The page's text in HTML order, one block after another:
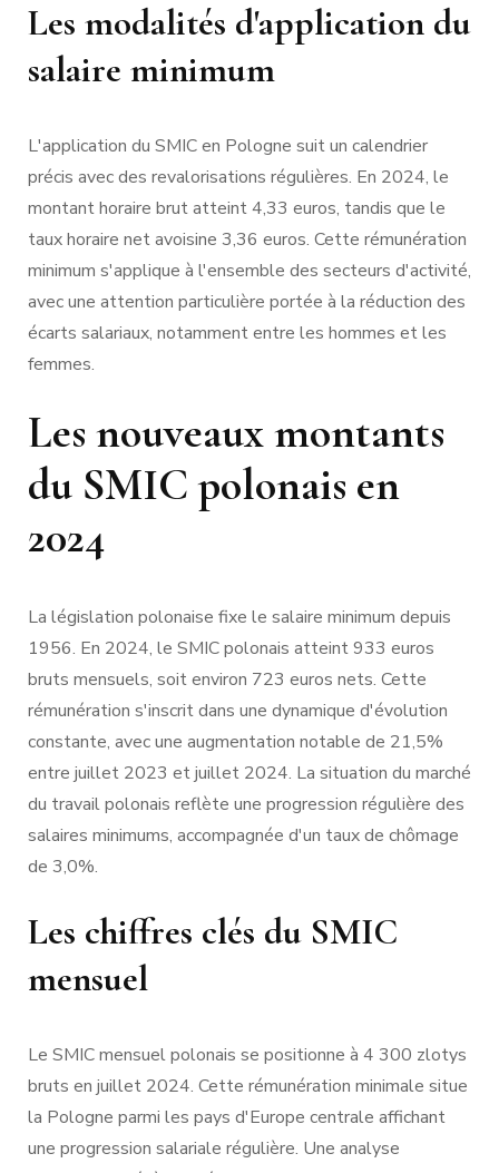
Les modalités d'application du
salaire minimum
L'application du SMIC en Pologne suit un calendrier
précis avec des revalorisations régulières. En 2024, le
montant horaire brut atteint 4,33 euros, tandis que le
taux horaire net avoisine 3,36 euros. Cette rémunération
minimum s'applique à l'ensemble des secteurs d'activité,
avec une attention particulière portée à la réduction des
écarts salariaux, notamment entre les hommes et les
femmes.
Les nouveaux montants
du SMIC polonais en
2024
La législation polonaise fixe le salaire minimum depuis
1956. En 2024, le SMIC polonais atteint 933 euros
bruts mensuels, soit environ 723 euros nets. Cette
rémunération s'inscrit dans une dynamique d'évolution
constante, avec une augmentation notable de 21,5%
entre juillet 2023 et juillet 2024. La situation du marché
du travail polonais reflète une progression régulière des
salaires minimums, accompagnée d'un taux de chômage
de 3,0%.
Les chiffres clés du SMIC
mensuel
Le SMIC mensuel polonais se positionne à 4 300 zlotys
bruts en juillet 2024. Cette rémunération minimale situe
la Pologne parmi les pays d'Europe centrale affichant
une progression salariale régulière. Une analyse